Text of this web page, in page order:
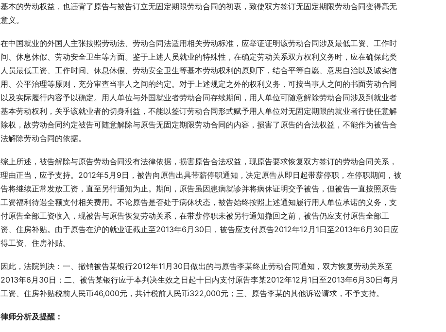
基本的劳动权益，也违背了原告与被告订立无固定期限劳动合同的初衷，致使双方签订无固定期限劳动合同变得毫无
意义。
在中国就业的外国人主张按照劳动法、劳动合同法适用相关劳动标准，应举证证明该劳动合同涉及最低工资、工作时
间、休息休假、劳动安全卫生等方面。鉴于上述人员就业的特殊性，在确定劳动关系双方权利义务时，应在确保此类
人员最低工资、工作时间、休息休假、劳动安全卫生等基本劳动权利的原则下，结合平等自愿、意思自治以及诚实信
用、公平治理等原则，充分审查当事人之间的约定。对于上述规定之外的权利义务，可按当事人之间的书面劳动合同
以及实际履行内容予以确定。用人单位与外国就业者劳动合同存续期间，用人单位可随意解除劳动合同涉及到就业者
基本劳动权利，关乎该就业者的切身利益，不能以签订劳动合同形式赋予用人单位对无固定期限的就业者行使任意解
除权，故劳动合同约定被告可随意解除与原告无固定期限劳动合同的内容，损害了原告的合法权益，不能作为被告合
法解除劳动合同的依据。
综上所述，被告解除与原告劳动合同没有法律依据，损害原告合法权益，现原告要求恢复双方签订的劳动合同关系，
理由正当，应予支持。2012年5月9日，被告向原告出具带薪停职通知，决定原告从即日起带薪停职，在停职期间，被
告将继续正常发放工资，直至另行通知为止。期间，原告虽因患病就诊并将病休证明交予被告，但被告一直按照原告
工资福利待遇全额支付相关费用。不论原告是否处于病休状态，被告始终按照上述通知履行用人单位承诺的义务，支
付原告全部工资收入，现被告与原告恢复劳动关系，在带薪停职未被另行通知撤回之前，被告仍应支付原告全部工
资、住房补贴。由于原告在沪的就业证截止至2013年6月30日，被告应支付原告2012年12月1日至2013年6月30日应
得工资、住房补贴。
因此，法院判决：一、撤销被告某银行2012年11月30日做出的与原告李某终止劳动合同通知，双方恢复劳动关系至
2013年6月30日；二、被告某银行应于本判决生效之日起十日内支付原告李某2012年12月1日至2013年6月30日每月
工资、住房补贴税前人民币46,000元，共计税前人民币322,000元；三、原告李某的其他诉讼请求，不予支持。
律师分析及提醒：